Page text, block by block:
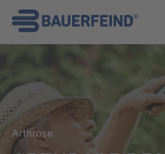
Skip to main content
Arthrose